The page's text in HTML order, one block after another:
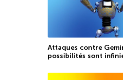
Attaques contre
possibilités sont